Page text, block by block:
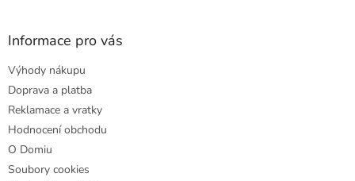
Informace pro vás
Výhody nákupu
Doprava a platba
Reklamace a vratky
Hodnocení obchodu
O Domiu
Soubory cookies